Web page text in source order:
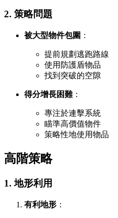
2. 策略問題
被大型物件包圍 ：
提前規劃逃跑路線
使用防護盾物品
找到突破的空隙
得分增長困難：
專注於連擊系統
瞄準高價值物件
策略性地使用物品
高階策略
1. 地形利用
有利地形 ：